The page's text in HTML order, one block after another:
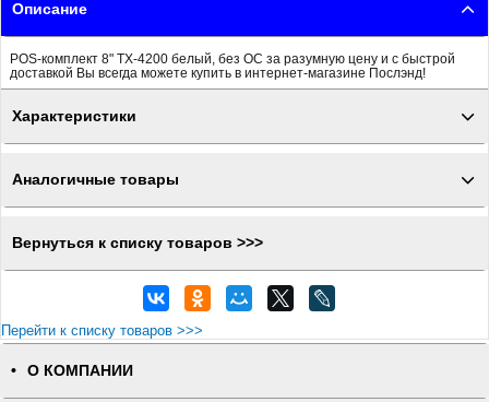
Описание
POS-комплект 8" TX-4200 белый, без ОС за разумную цену и с быстрой
доставкой Вы всегда можете купить в интернет-магазине Послэнд!
Характеристики
Аналогичные товары
Вернуться к списку товаров >>>
Перейти к списку товаров >>>
О КОМПАНИИ